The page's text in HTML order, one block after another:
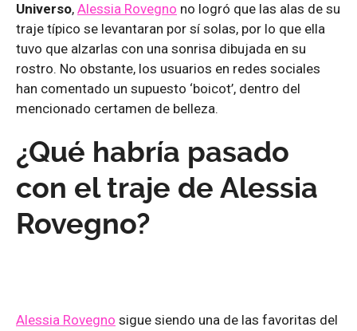
Universo, Alessia Rovegno no logró que las alas de su
traje típico se levantaran por sí solas, por lo que ella
tuvo que alzarlas con una sonrisa dibujada en su
rostro. No obstante, los usuarios en redes sociales
han comentado un supuesto ‘boicot’, dentro del
mencionado certamen de belleza.
¿Qué habría pasado
con el traje de Alessia
Rovegno?
Alessia Rovegno sigue siendo una de las favoritas del